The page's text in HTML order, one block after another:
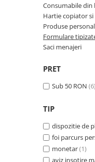
Consumabile din
Hartie copiator
Produse
Formulare
Saci menajeri
PRET
Sub 50 RON
TIP
dispozitie de
foi parcurs
monetar(1)
aviz insotire